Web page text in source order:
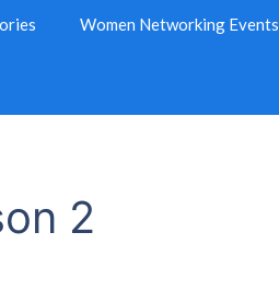
Women Networking Events
2